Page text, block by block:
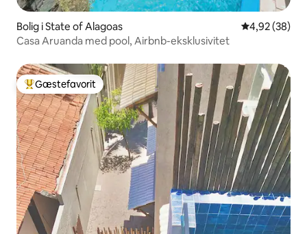
Bolig i State of Alagoas 4,92 ud af 5 i
4,92 (38)
Casa Aruanda med pool, Airbnb-eksklusivitet
Bedste gæstefavorit
Gæstefavorit